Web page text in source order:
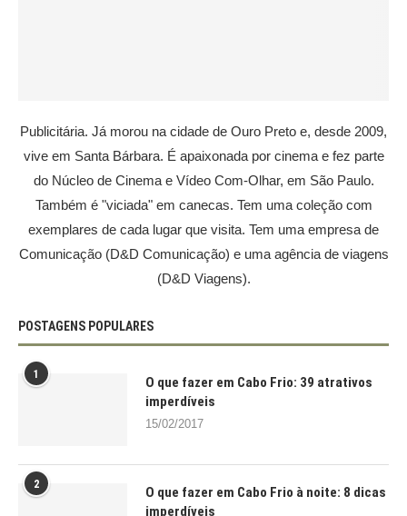
Publicitária. Já morou na cidade de Ouro Preto e, desde 2009,
vive em Santa Bárbara. É apaixonada por cinema e fez parte
do Núcleo de Cinema e Vídeo Com-Olhar, em São Paulo.
Também é "viciada" em canecas. Tem uma coleção com
exemplares de cada lugar que visita. Tem uma empresa de
Comunicação (D&D Comunicação) e uma agência de viagens
(D&D Viagens).
POSTAGENS POPULARES
1
O que fazer em Cabo Frio: 39 atrativos
imperdíveis
15/02/2017
2
O que fazer em Cabo Frio à noite: 8 dicas
imperdíveis